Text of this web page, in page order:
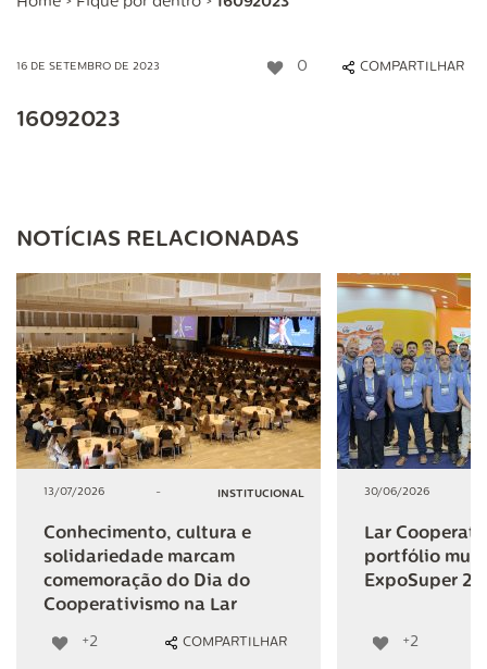
16 DE SETEMBRO DE 2023 0 COMPARTILHAR
16092023
NOTÍCIAS RELACIONADAS
13/07/2026 - INSTITUCIONAL
Conhecimento, cultura e
solidariedade marcam
comemoração do Dia do
Cooperativismo na Lar
+2 COMPARTILHAR
30/06/2026
Lar
portfólio
ExpoSuper
+2